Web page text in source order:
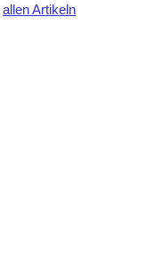
allen Artikeln